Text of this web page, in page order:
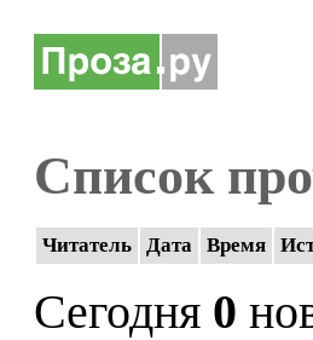
Список
Читатель Дата Время
Сегодня 0